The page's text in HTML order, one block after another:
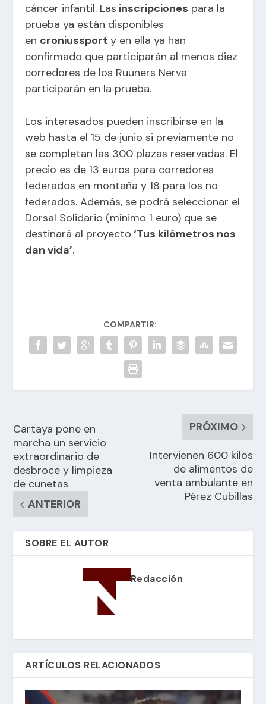
cáncer infantil. Las inscripciones para la
prueba ya están disponibles
en croniussport y en ella ya han
confirmado que participarán al menos diez
corredores de los Ruuners Nerva
participarán en la prueba.
Los interesados pueden inscribirse en la
web hasta el 15 de junio si previamente no
se completan las 300 plazas reservadas. El
precio es de 13 euros para corredores
federados en montaña y 18 para los no
federados. Además, se podrá seleccionar el
Dorsal Solidario (mínimo 1 euro) que se
destinará al proyecto ‘Tus kilómetros nos
dan vida’.
COMPARTIR:
Cartaya pone en
marcha un servicio
extraordinario de
desbroce y limpieza
de cunetas
ANTERIOR
PRÓXIMO
Intervienen 600 kilos
de alimentos de
venta ambulante en
Pérez Cubillas
SOBRE EL AUTOR
Redacción
ARTÍCULOS RELACIONADOS